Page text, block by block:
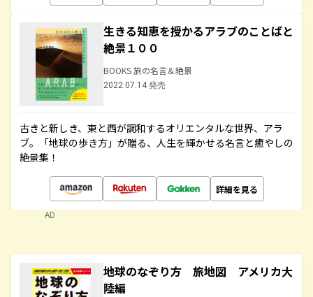
生きる知恵を授かるアラブのことばと
絶景１００
BOOKS 旅の名言＆絶景
2022.07.14 発売
古きと新しき、東と西が調和するオリエンタルな世界、アラ
ブ。「地球の歩き方」が贈る、人生を輝かせる名言と癒やしの
絶景集！
詳細を見る
AD
地球のなぞり方 旅地図 アメリカ大
陸編